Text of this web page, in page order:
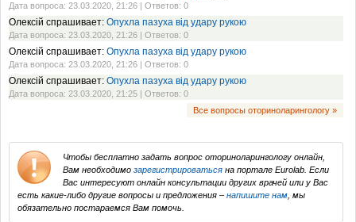
Дата вопроса: 23.03.2020, 21:26 | Ответов: 0
Олексій спрашивает: Опухла пазуха від удару рукою
Дата вопроса: 23.03.2020, 21:26 | Ответов: 0
Олексій спрашивает: Опухла пазуха від удару рукою
Дата вопроса: 23.03.2020, 21:26 | Ответов: 0
Олексій спрашивает: Опухла пазуха від удару рукою
Дата вопроса: 23.03.2020, 21:25 | Ответов: 0
Все вопросы оториноларингологу »
Чтобы бесплатно задать вопрос оториноларингологу онлайн,
Вам необходимо зарегистрироваться на портале Eurolab. Если
Вас интересуют онлайн консультации других врачей или у Вас
есть какие-либо другие вопросы и предложения – напишите нам , мы
обязательно постараемся Вам помочь.